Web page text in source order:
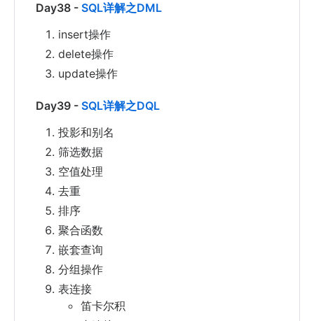
Day38 - SQL详解之DML
insert操作
delete操作
update操作
Day39 - SQL详解之DQL
投影和别名
筛选数据
空值处理
去重
排序
聚合函数
嵌套查询
分组操作
表连接
笛卡尔积